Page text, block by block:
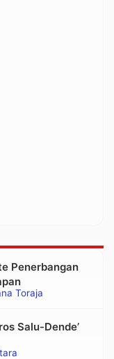
Toraja
Penerbangan
Salu-Dende’